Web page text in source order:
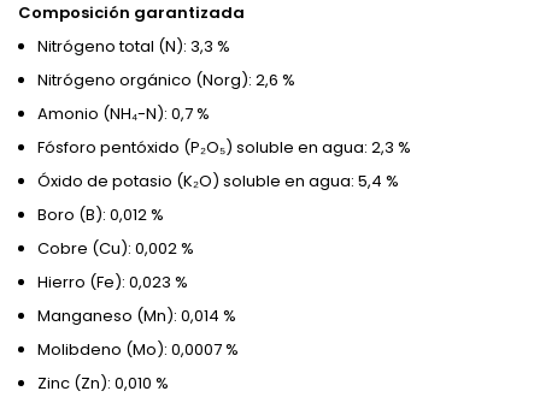
Composición garantizada
Nitrógeno total (N): 3,3 %
Nitrógeno orgánico (Norg): 2,6 %
Amonio (NH₄-N): 0,7 %
Fósforo pentóxido (P₂O₅) soluble en agua: 2,3 %
Óxido de potasio (K₂O) soluble en agua: 5,4 %
Boro (B): 0,012 %
Cobre (Cu): 0,002 %
Hierro (Fe): 0,023 %
Manganeso (Mn): 0,014 %
Molibdeno (Mo): 0,0007 %
Zinc (Zn): 0,010 %